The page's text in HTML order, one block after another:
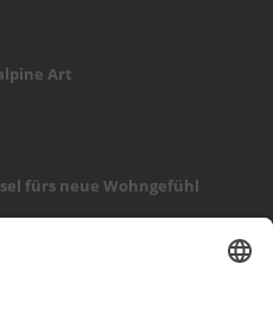
Art
fürs neue Wohngefühl